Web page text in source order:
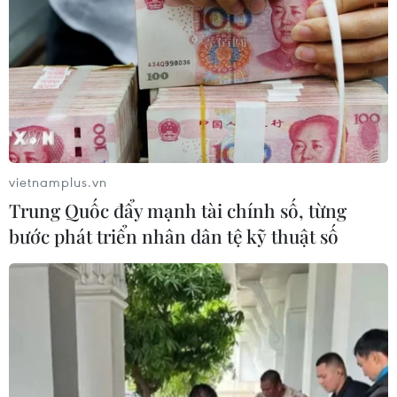
Quốc hội dành một phút
mặc niệm Chủ tịch Quốc
hội Lào Saysomphone
Phomvihane
10/08/2026 03:27
Mỹ tạm dừng không kích
Iran: Khoảng lặng mong
manh giữa sức ép và ngoại
giao
09/08/2026 22:09
Đại tiệc Vespa 2026: Khi
biểu tượng 80 năm của
Italy thăng hoa giữa lòng
đô thị hiện đại
Đà Nẵng: Sôi nổi các hoạt
động giao lưu tại Lễ hội
Việt Nam - Hàn Quốc
09/08/2026 11:46
vietnamplus.vn
Trung Quốc đẩy mạnh tài chính số, từng
bước phát triển nhân dân tệ kỹ thuật số